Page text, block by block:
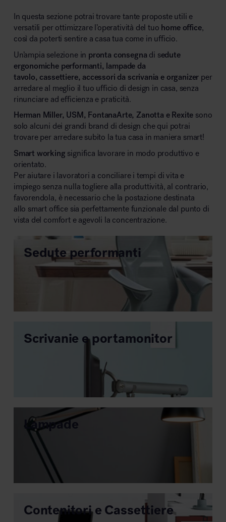
Area riunione e convegni
Area lounge e attesa
Area outdoor
Area hospitality
MillerKnoll
In questa sezione potrai trovare tante proposte utili e
versatili per ottimizzare l’operatività del tuo home office,
così da poterti sentire a casa tua come in ufficio.
Un’ampia selezione in pronta consegna di sedute
ergonomiche performanti, lampade da
tavolo, cassettiere, accessori da scrivania e organizer per
arredare al meglio il tuo ufficio di design in casa, senza
rinunciare ad efficienza e praticità.
Herman Miller, USM, FontanaArte, Zanotta e Rexite sono
solo alcuni dei grandi brand di design che qui potrai
trovare per arredare subito la tua casa in maniera smart!
Smart working significa lavorare in modo produttivo e
orientato.
Per aiutare i lavoratori a conciliare i tempi di vita e
impiego senza nulla togliere alla produttività, al contrario,
favorendola, è necessario che la postazione destinata
allo smart office sia perfettamente funzionale dal punto di
vista del comfort e agevoli la concentrazione.
Sedute performanti
Scrivanie e portamonitor
Lampade
Contenitori e Cassettiere